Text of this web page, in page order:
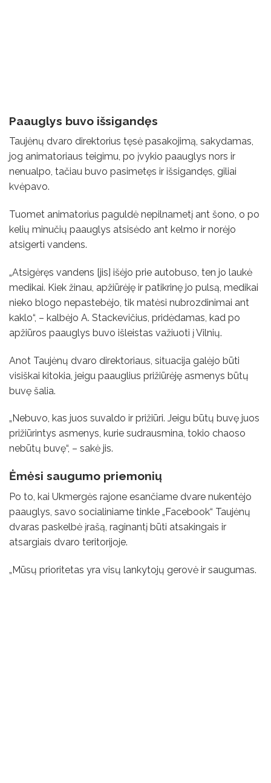
Paauglys buvo išsigandęs
Taujėnų dvaro direktorius tęsė pasakojimą, sakydamas,
jog animatoriaus teigimu, po įvykio paauglys nors ir
nenualpo, tačiau buvo pasimetęs ir išsigandęs, giliai
kvėpavo.
Tuomet animatorius paguldė nepilnametį ant šono, o po
kelių minučių paauglys atsisėdo ant kelmo ir norėjo
atsigerti vandens.
„Atsigėręs vandens [jis] išėjo prie autobuso, ten jo laukė
medikai. Kiek žinau, apžiūrėję ir patikrinę jo pulsą, medikai
nieko blogo nepastebėjo, tik matėsi nubrozdinimai ant
kaklo“, – kalbėjo A. Stackevičius, pridėdamas, kad po
apžiūros paauglys buvo išleistas važiuoti į Vilnių.
Anot Taujėnų dvaro direktoriaus, situacija galėjo būti
visiškai kitokia, jeigu paauglius prižiūrėję asmenys būtų
buvę šalia.
„Nebuvo, kas juos suvaldo ir prižiūri. Jeigu būtų buvę juos
prižiūrintys asmenys, kurie sudrausmina, tokio chaoso
nebūtų buvę“, – sakė jis.
Ėmėsi saugumo priemonių
Po to, kai Ukmergės rajone esančiame dvare nukentėjo
paauglys, savo socialiniame tinkle „Facebook“ Taujėnų
dvaras paskelbė įrašą, raginantį būti atsakingais ir
atsargiais dvaro teritorijoje.
„Mūsų prioritetas yra visų lankytojų gerovė ir saugumas.